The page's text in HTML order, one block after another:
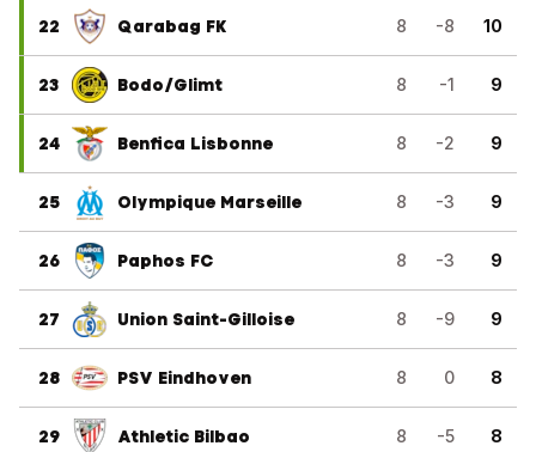
22 Qarabag FK 8 -8 10
23 Bodo/Glimt 8 -1 9
24 Benfica Lisbonne 8 -2 9
25 Olympique Marseille 8 -3 9
26 Paphos FC 8 -3 9
27 Union Saint-Gilloise 8 -9 9
28 PSV Eindhoven 8 0 8
29 Athletic Bilbao 8 -5 8